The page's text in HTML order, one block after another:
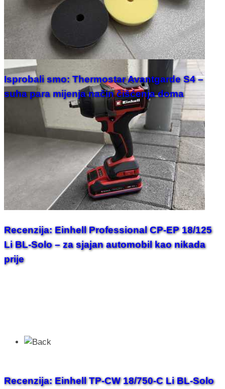
Isprobali smo: Thermostar Avantgarde S4 –
suha para mijenja način čišćenja doma
Recenzija: Einhell Professional CP-EP 18/125
Li BL-Solo – za sjajan automobil kao nikada
prije
Recenzija: Einhell TP-CW 18/750-C Li BL-Solo